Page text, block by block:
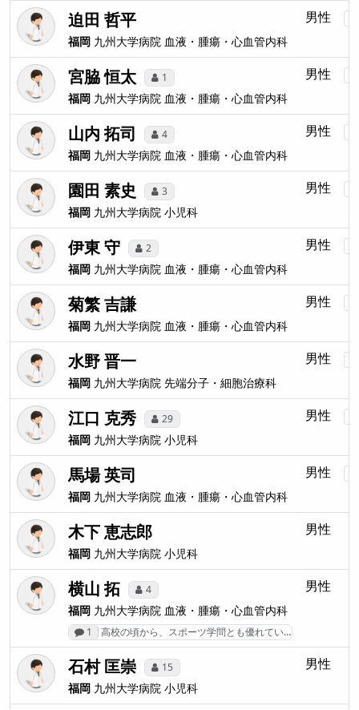
迫田 哲平
福岡 九州大学病院 血液・腫瘍・心血管内科
男性
宮脇 恒太 1
福岡 九州大学病院 血液・腫瘍・心血管内科
男性
山内 拓司 4
福岡 九州大学病院 血液・腫瘍・心血管内科
男性
園田 素史 3
福岡 九州大学病院 小児科
男性
伊東 守 2
福岡 九州大学病院 血液・腫瘍・心血管内科
男性
菊繁 吉謙
福岡 九州大学病院 血液・腫瘍・心血管内科
男性
水野 晋一
福岡 九州大学病院 先端分子・細胞治療科
男性
江口 克秀 29
福岡 九州大学病院 小児科
男性
馬場 英司
福岡 九州大学病院 血液・腫瘍・心血管内科
男性
木下 恵志郎
福岡 九州大学病院 小児科
男性
横山 拓 4
福岡 九州大学病院 血液・腫瘍・心血管内科
1 高校の頃から、スポーツ学問とも優れてい…
男性
石村 匡崇 15
福岡 九州大学病院 小児科
男性